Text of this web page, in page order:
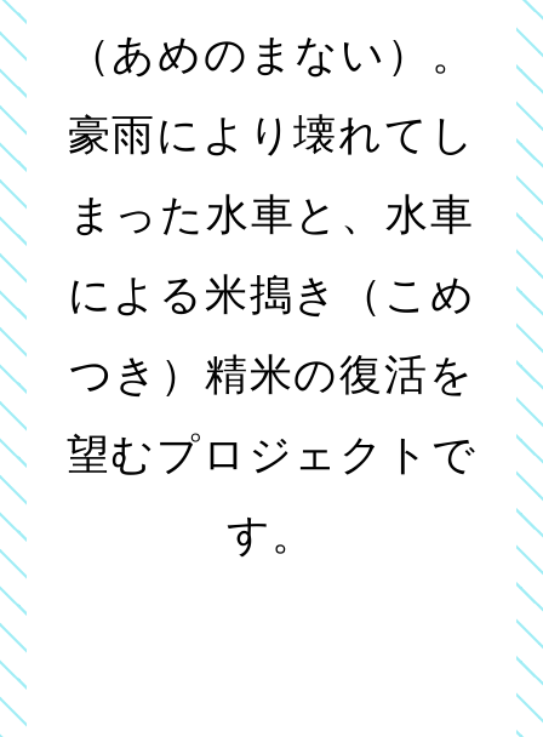
（あめのまない）。
豪雨により壊れてし
まった水車と、水車
による米搗き（こめ
つき）精米の復活を
望むプロジェクトで
す。